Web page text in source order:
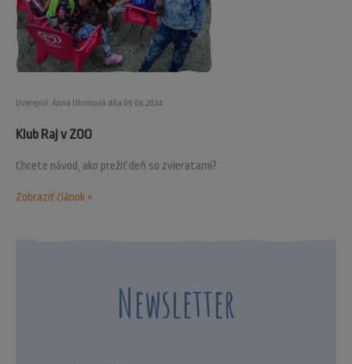
Uverejnil: Anna Uhrinová dňa 05.06.2024
Klub Raj v ZOO
Chcete návod, ako prežiť deň so zvieratami?
Zobraziť článok »
Newsletter